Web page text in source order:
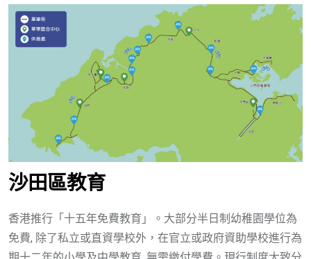
沙田區教育
香港推行「十五年免費教育」。大部分半日制幼稚園學位為
免費, 除了私立或直資學校外，在官立或政府資助學校進行為